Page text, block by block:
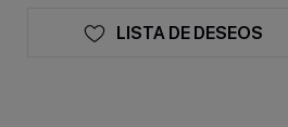
LISTA DE DESEOS